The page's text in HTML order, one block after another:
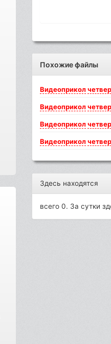
Похожие файлы
Видеоприкол
Видеоприкол
Видеоприкол
Видеоприкол
Здесь находятся
всего 0. За сутки